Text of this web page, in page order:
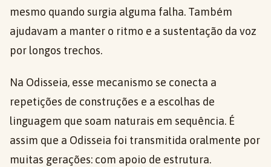
mesmo quando surgia alguma falha. Também
ajudavam a manter o ritmo e a sustentação da voz
por longos trechos.
Na Odisseia, esse mecanismo se conecta a
repetições de construções e a escolhas de
linguagem que soam naturais em sequência. É
assim que a Odisseia foi transmitida oralmente por
muitas gerações: com apoio de estrutura.